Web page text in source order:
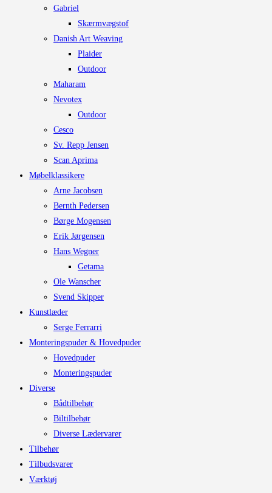
Gabriel
Skærmvægstof
Danish Art Weaving
Plaider
Outdoor
Maharam
Nevotex
Outdoor
Cesco
Sv. Repp Jensen
Scan Aprima
Møbelklassikere
Arne Jacobsen
Bernth Pedersen
Børge Mogensen
Erik Jørgensen
Hans Wegner
Getama
Ole Wanscher
Svend Skipper
Kunstlæder
Serge Ferrarri
Monteringspuder & Hovedpuder
Hovedpuder
Monteringspuder
Diverse
Bådtilbehør
Biltilbehør
Diverse Lædervarer
Tilbehør
Tilbudsvarer
Værktøj